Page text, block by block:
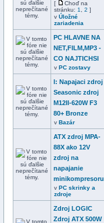
[
Choď na
stránku: 1 2 ]
v Úložné
zariadenia
PC HLAVNE NA
NET,FILM,MP3 -
CO NAJTICHSI
v PC zostavy
I: Napajaci zdroj
Seasonic zdroj
M12II-620W F3
80+ Bronze
v Bazár
ATX zdroj MPA-
88X ako 12V
zdroj na
napajanie
minikompresoru
v PC skrinky a
zdroje
Zdroj LOGIC
Zdroj ATX 500W